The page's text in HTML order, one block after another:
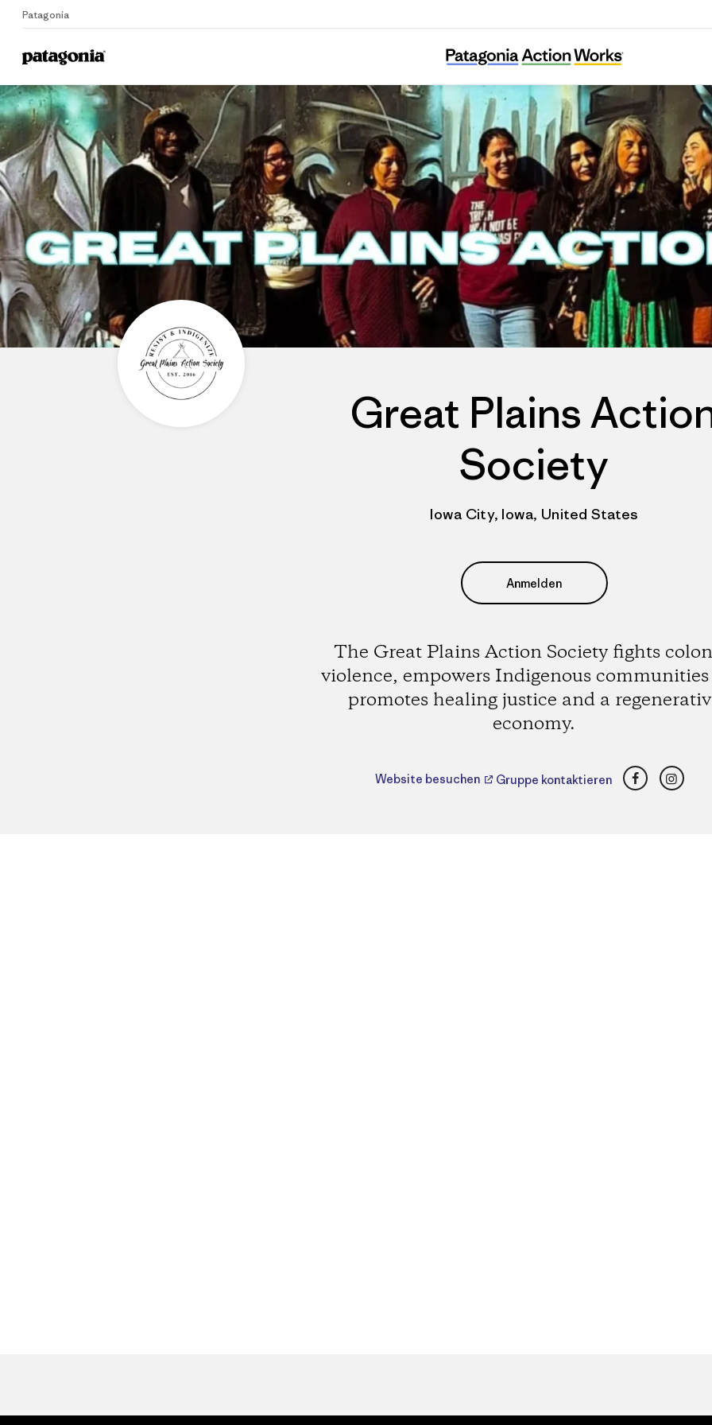
Patagonia
Home
Great Plains Action Society
Great Plains
Society
Iowa City, Iowa, United States
Anmelden
The Great Plains Action Society fights
violence, empowers Indigenous
promotes healing justice and a
economy.
Website besuchen Gruppe kontaktieren Facebook